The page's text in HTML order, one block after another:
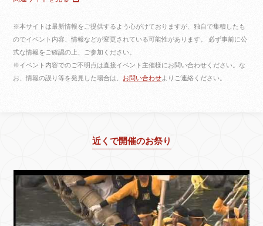
※本サイトは最新情報をご提供するよう心がけておりますが、独自で集積したも
のでイベント内容、情報などが変更されている可能性があります。 必ず事前に公
式な情報をご確認の上、ご参加ください。
※イベント内容でのご不明点は直接イベント主催様にお問い合わせください。な
お、情報の誤り等を発見した場合は、 お問い合わせよりご連絡ください。
近くで開催のお祭り